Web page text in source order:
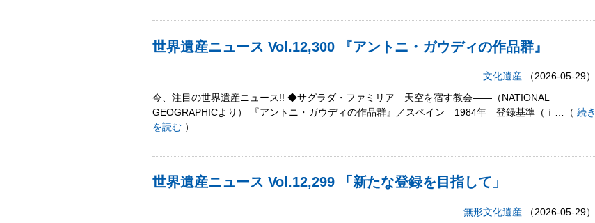
世界遺産ニュース Vol.12,300 『アントニ・ガウディの作品群』
文化遺産 （2026-05-29）
今、注目の世界遺産ニュース!! ◆サグラダ・ファミリア 天空を宿す教会――（NATIONAL
GEOGRAPHICより） 『アントニ・ガウディの作品群』／スペイン 1984年 登録基準（ⅰ…（ 続き
を読む）
世界遺産ニュース Vol.12,299 「新たな登録を目指して」
無形文化遺産 （2026-05-29）